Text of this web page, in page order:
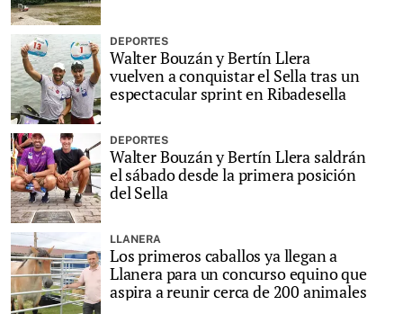
DEPORTES
Walter Bouzán y Bertín Llera
vuelven a conquistar el Sella tras un
espectacular sprint en Ribadesella
DEPORTES
Walter Bouzán y Bertín Llera saldrán
el sábado desde la primera posición
del Sella
LLANERA
Los primeros caballos ya llegan a
Llanera para un concurso equino que
aspira a reunir cerca de 200 animales